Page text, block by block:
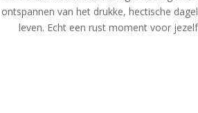
ontspannen van het drukke, hectische
leven. Echt een rust moment voor